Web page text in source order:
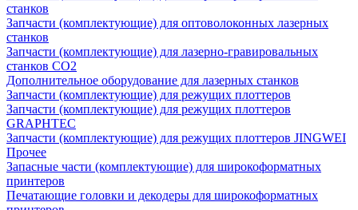
станков
Запчасти (комплектующие) для оптоволоконных лазерных
станков
Запчасти (комплектующие) для лазерно-гравировальных
станков CO2
Дополнительное оборудование для лазерных станков
Запчасти (комплектующие) для режущих плоттеров
Запчасти (комплектующие) для режущих плоттеров
GRAPHTEC
Запчасти (комплектующие) для режущих плоттеров JINGWEI
Прочее
Запасные части (комплектующие) для широкоформатных
принтеров
Печатающие головки и декодеры для широкоформатных